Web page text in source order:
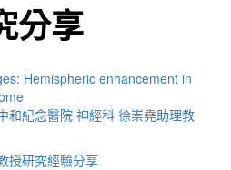
分享
Hemispheric enhancement in
和紀念醫院 神經科 徐崇堯助理教
授研究經驗分享